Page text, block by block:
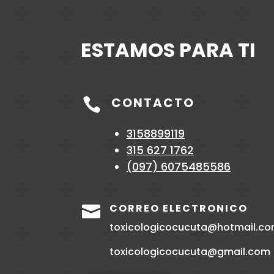
ESTAMOS PARA TI
 CONTACTO
3158899119
315 627 1762
(097) 6075485586

CORREO ELECTRONICO
toxicologicocucuta@gmail.com